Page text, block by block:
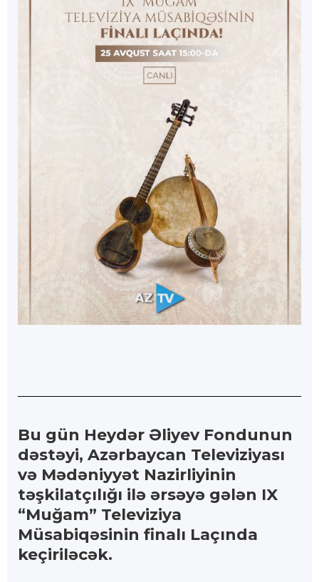
Bu gün Heydər Əliyev Fondunun
dəstəyi, Azərbaycan Televiziyası
və Mədəniyyət Nazirliyinin
təşkilatçılığı ilə ərsəyə gələn IX
“Muğam” Televiziya
Müsabiqəsinin finalı Laçında
keçiriləcək.